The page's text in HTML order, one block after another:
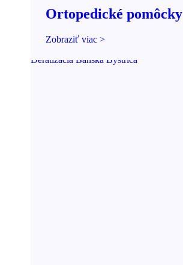
Ortopedické pomôcky​
Zobraziť viac >
Deratizácia Banská Bystrica